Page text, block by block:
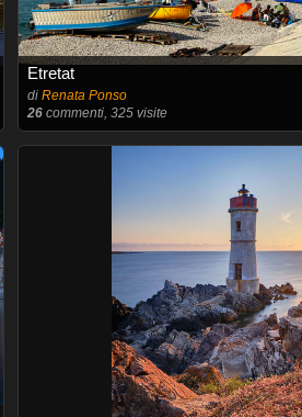
Etretat
di Renata Ponso
26commenti, 325 visite